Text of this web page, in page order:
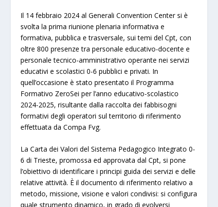
Il 14 febbraio 2024 al Generali Convention Center si è
svolta la prima riunione plenaria informativa e
formativa, pubblica e trasversale, sui temi del Cpt, con
oltre 800 presenze tra personale educativo-docente e
personale tecnico-amministrativo operante nei servizi
educativi e scolastici 0-6 pubblici e privati. In
quell’occasione è stato presentato il Programma
Formativo ZeroSei per l’anno educativo-scolastico
2024-2025, risultante dalla raccolta dei fabbisogni
formativi degli operatori sul territorio di riferimento
effettuata da Compa Fvg.
La Carta dei Valori del Sistema Pedagogico Integrato 0-
6 di Trieste, promossa ed approvata dal Cpt, si pone
l’obiettivo di identificare i principi guida dei servizi e delle
relative attività. È il documento di riferimento relativo a
metodo, missione, visione e valori condivisi: si configura
quale strumento dinamico, in grado di evolversi